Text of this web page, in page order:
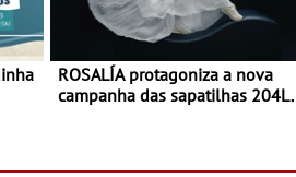
ROSALÍA protagoniza a nova
campanha das sapatilhas 204L